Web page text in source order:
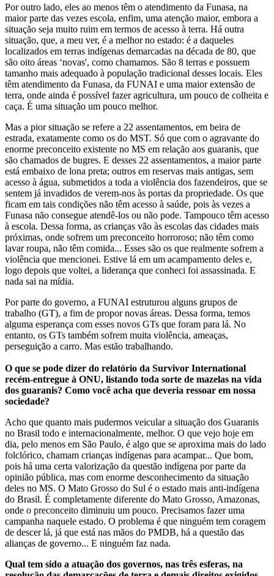
Por outro lado, eles ao menos têm o atendimento da Funasa, na
maior parte das vezes escola, enfim, uma atenção maior, embora a
situação seja muito ruim em termos de acesso à terra. Há outra
situação, que, a meu ver, é a melhor no estado: é a daqueles
localizados em terras indígenas demarcadas na década de 80, que
são oito áreas ‘novas', como chamamos. São 8 terras e possuem
tamanho mais adequado à população tradicional desses locais. Eles
têm atendimento da Funasa, da FUNAI e uma maior extensão de
terra, onde ainda é possível fazer agricultura, um pouco de colheita e
caça. É uma situação um pouco melhor.
Mas a pior situação se refere a 22 assentamentos, em beira de
estrada, exatamente como os do MST. Só que com o agravante do
enorme preconceito existente no MS em relação aos guaranis, que
são chamados de bugres. E desses 22 assentamentos, a maior parte
está embaixo de lona preta; outros em reservas mais antigas, sem
acesso à água, submetidos a toda a violência dos fazendeiros, que se
sentem já invadidos de verem-nos às portas da propriedade. Os que
ficam em tais condições não têm acesso à saúde, pois às vezes a
Funasa não consegue atendê-los ou não pode. Tampouco têm acesso
à escola. Dessa forma, as crianças vão às escolas das cidades mais
próximas, onde sofrem um preconceito horroroso; não têm como
lavar roupa, não têm comida... Esses são os que realmente sofrem a
violência que mencionei. Estive lá em um acampamento deles e,
logo depois que voltei, a liderança que conheci foi assassinada. E
nada sai na mídia.
Por parte do governo, a FUNAI estruturou alguns grupos de
trabalho (GT), a fim de propor novas áreas. Dessa forma, temos
alguma esperança com esses novos GTs que foram para lá. No
entanto, os GTs também sofrem muita violência, ameaças,
perseguição a carro. Mas estão trabalhando.
O que se pode dizer do relatório da Survivor International
recém-entregue à ONU, listando toda sorte de mazelas na vida
dos guaranis? Como você acha que deveria ressoar em nossa
sociedade?
Acho que quanto mais pudermos veicular a situação dos Guaranis
no Brasil todo e internacionalmente, melhor. O que vejo hoje em
dia, pelo menos em São Paulo, é algo que se aproxima mais do lado
folclórico, chamam crianças indígenas para acampar... Que bom,
pois há uma certa valorização da questão indígena por parte da
opinião pública, mas com enorme desconhecimento da situação
deles no MS. O Mato Grosso do Sul é o estado mais anti-indígena
do Brasil. É completamente diferente do Mato Grosso, Amazonas,
onde o preconceito diminuiu um pouco. Precisamos fazer uma
campanha naquele estado. O problema é que ninguém tem coragem
de descer lá, já que está nas mãos do PMDB, há a questão das
alianças de governo... E ninguém faz nada.
Qual tem sido a atuação dos governos, nas três esferas, na